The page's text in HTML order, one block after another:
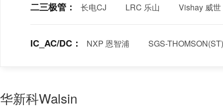
二三极管： 长电CJ LRC 乐山 Vishay 威世
IC_AC/DC： NXP 恩智浦 SGS-
华新科Walsin